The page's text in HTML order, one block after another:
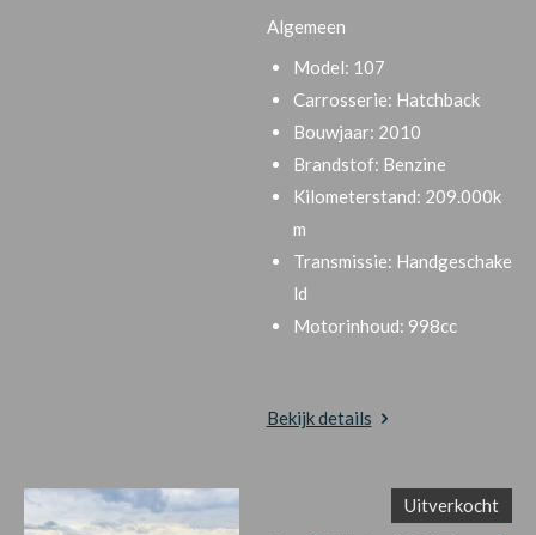
Algemeen
Model: 107
Carrosserie: Hatchback
Bouwjaar: 2010
Brandstof: Benzine
Kilometerstand: 209.000k
m
Transmissie: Handgeschake
ld
Motorinhoud: 998cc
Bekijk details
Uitverkocht